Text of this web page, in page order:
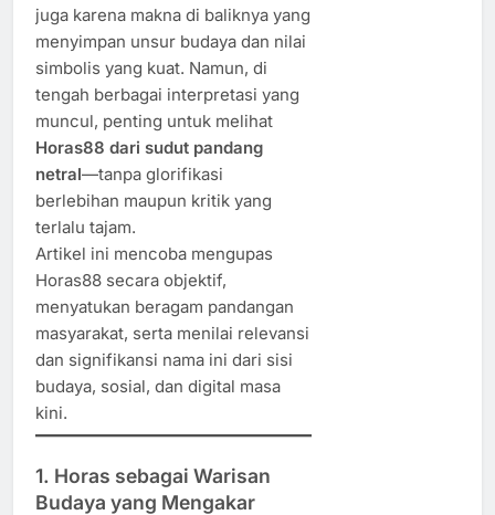
juga karena makna di baliknya yang
menyimpan unsur budaya dan nilai
simbolis yang kuat. Namun, di
tengah berbagai interpretasi yang
muncul, penting untuk melihat
Horas88 dari sudut pandang
netral—tanpa glorifikasi
berlebihan maupun kritik yang
terlalu tajam.
Artikel ini mencoba mengupas
Horas88 secara objektif,
menyatukan beragam pandangan
masyarakat, serta menilai relevansi
dan signifikansi nama ini dari sisi
budaya, sosial, dan digital masa
kini.
1. Horas sebagai Warisan
Budaya yang Mengakar